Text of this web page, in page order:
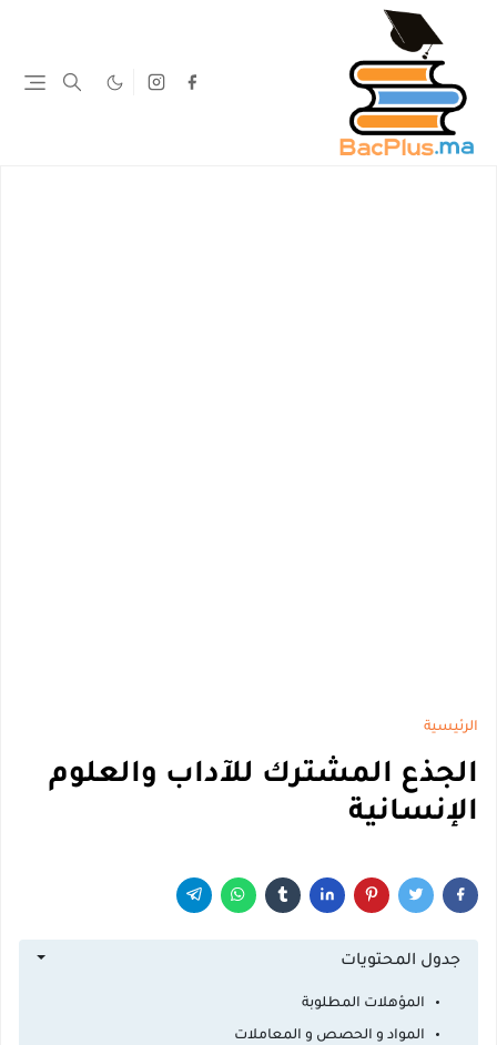
الرئيسية
الجذع المشترك للآداب والعلوم
الإنسانية
جدول المحتويات
المؤهلات المطلوبة
المواد و الحصص و المعاملات